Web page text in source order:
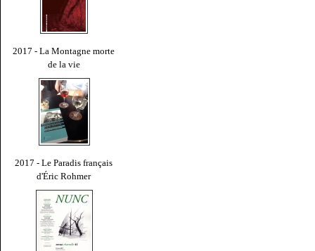
2017 - La Montagne morte
de la vie
2017 - Le Paradis français
d'Éric Rohmer